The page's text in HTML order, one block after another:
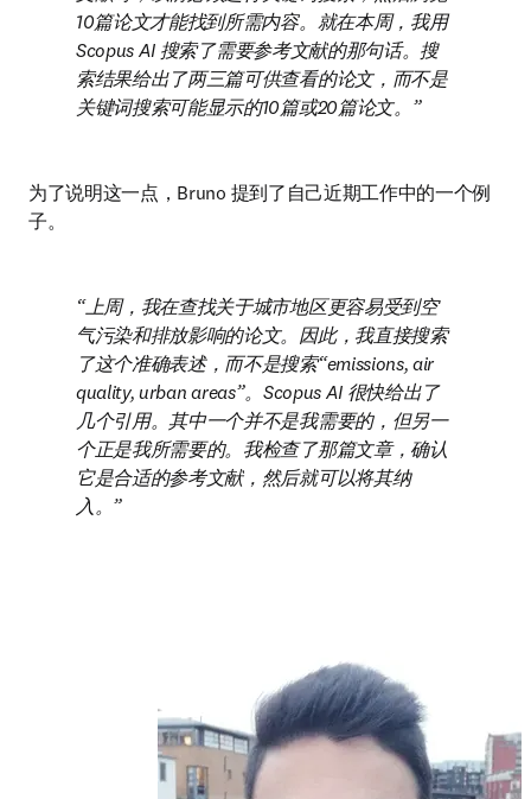
10篇论文才能找到所需内容。就在本周，我用
Scopus AI 搜索了需要参考文献的那句话。搜
索结果给出了两三篇可供查看的论文，而不是
关键词搜索可能显示的10篇或20篇论文。
为了说明这一点，Bruno 提到了自己近期工作中的一个例
子。
上周，我在查找关于城市地区更容易受到空
气污染和排放影响的论文。因此，我直接搜索
了这个准确表述，而不是搜索“emissions, air
quality, urban areas”。Scopus AI 很快给出了
几个引用。其中一个并不是我需要的，但另一
个正是我所需要的。我检查了那篇文章，确认
它是合适的参考文献，然后就可以将其纳
入。